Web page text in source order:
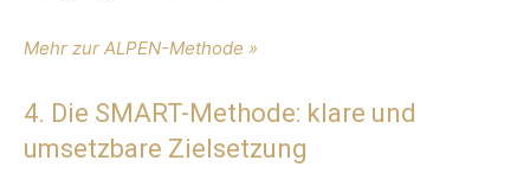
Mehr zur ALPEN-Methode »
4. Die SMART-Methode: klare und
umsetzbare Zielsetzung